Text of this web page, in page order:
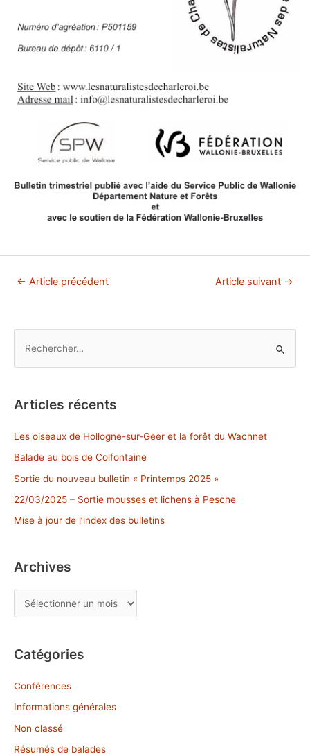
Navigation
← Article précédent Article suivant →
e
r
r
Articles récents
Les oiseaux de Hollogne-sur-Geer et la forêt du Wachnet
Balade au bois de Colfontaine
Sortie du nouveau bulletin « Printemps 2025 »
22/03/2025 – Sortie mousses et lichens à Pesche
Mise à jour de l’index des bulletins
Archives
r
h
v
e
s
Catégories
Conférences
Informations générales
Non classé
Résumés de balades